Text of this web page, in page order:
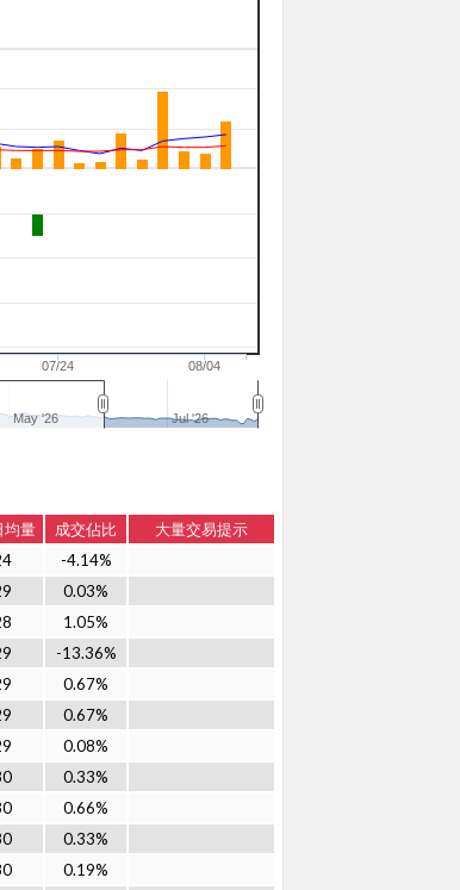
07/24 08/04
May '26 Jul '26
均量 成交佔比
大量交易提示
-4.14%
0.03%
1.05%
-13.36%
0.67%
0.67%
0.08%
0.33%
0.66%
0.33%
0.19%